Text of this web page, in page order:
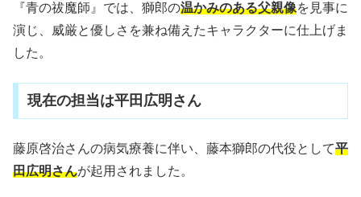
『青の祓魔師』では、獅郎の温かみのある父親像を見事に
演じ、威厳と優しさを兼ね備えたキャラクターに仕上げま
した。
現在の担当は平田広明さん
藤原啓治さんの病気療養に伴い、藤本獅郎の代役として平
田広明さんが起用されました。